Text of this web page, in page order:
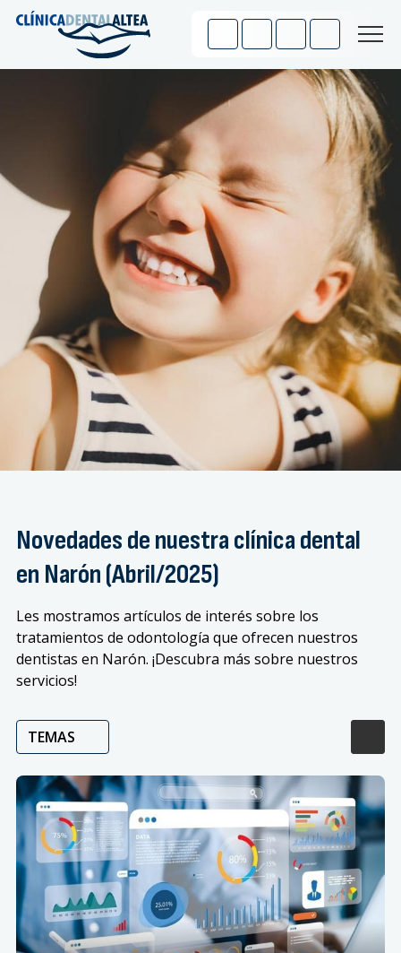
Novedades de nuestra clínica dental
en Narón (Abril/2025)
Les mostramos artículos de interés sobre los
tratamientos de odontología que ofrecen nuestros
dentistas en Narón. ¡Descubra más sobre nuestros
servicios!
TEMAS